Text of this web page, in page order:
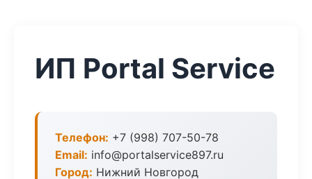
ИП Portal Service
Телефон: +7 (998) 707-50-78
Email: info@portalservice897.ru
Город: Нижний Новгород